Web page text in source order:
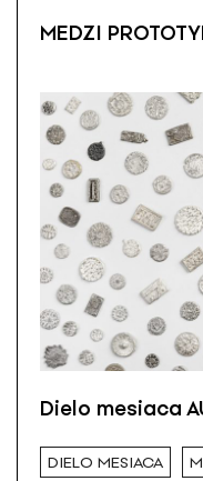
MEDZI
Dielo mesiaca
DIELO MESIACA